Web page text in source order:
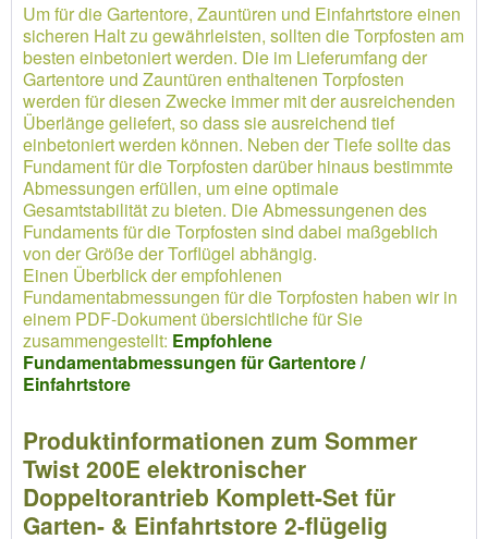
Um für die Gartentore, Zauntüren und Einfahrtstore einen
sicheren Halt zu gewährleisten, sollten die Torpfosten am
besten einbetoniert werden. Die im Lieferumfang der
Gartentore und Zauntüren enthaltenen Torpfosten
werden für diesen Zwecke immer mit der ausreichenden
Überlänge geliefert, so dass sie ausreichend tief
einbetoniert werden können. Neben der Tiefe sollte das
Fundament für die Torpfosten darüber hinaus bestimmte
Abmessungen erfüllen, um eine optimale
Gesamtstabilität zu bieten. Die Abmessungenen des
Fundaments für die Torpfosten sind dabei maßgeblich
von der Größe der Torflügel abhängig.
Einen Überblick der empfohlenen
Fundamentabmessungen für die Torpfosten haben wir in
einem PDF-Dokument übersichtliche für Sie
zusammengestellt: Empfohlene
Fundamentabmessungen für Gartentore /
Einfahrtstore
Produktinformationen zum Sommer
Twist 200E elektronischer
Doppeltorantrieb Komplett-Set für
Garten- & Einfahrtstore 2-flügelig